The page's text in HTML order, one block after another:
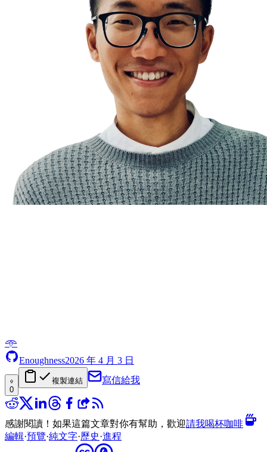
𖥸
Enoughness2026 年 4 月 3 日
0
複製連結 寫信給我
感謝閱讀！如果這篇文章對你有幫助，歡迎請我喝杯咖啡
編輯·預覽·純文字·歷史·進程